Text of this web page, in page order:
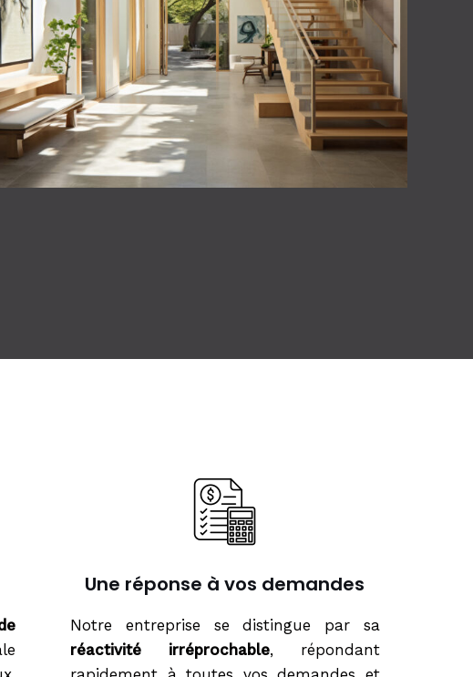
Une réponse à vos demandes
Notre entreprise se distingue par sa
réactivité irréprochable, répondant